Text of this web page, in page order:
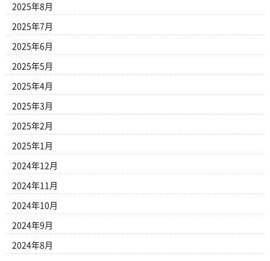
2025年8月
2025年7月
2025年6月
2025年5月
2025年4月
2025年3月
2025年2月
2025年1月
2024年12月
2024年11月
2024年10月
2024年9月
2024年8月